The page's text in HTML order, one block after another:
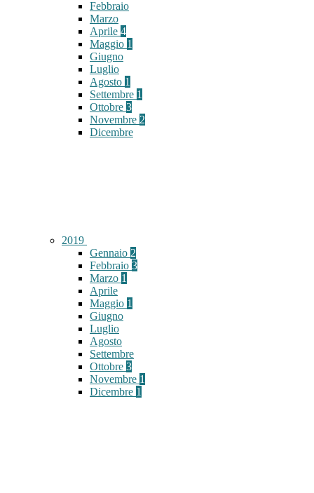
Febbraio
Marzo
Aprile 4
Maggio 1
Giugno
Luglio
Agosto 1
Settembre 1
Ottobre 3
Novembre 2
Dicembre
2019
Gennaio 2
Febbraio 3
Marzo 1
Aprile
Maggio 1
Giugno
Luglio
Agosto
Settembre
Ottobre 3
Novembre 1
Dicembre 1